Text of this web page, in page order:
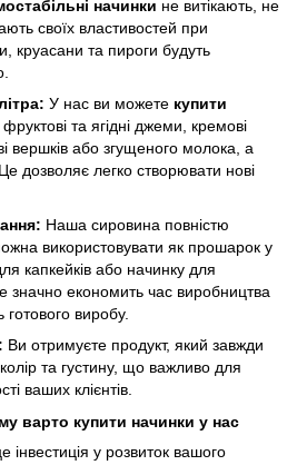
начинки не витікають, не
своїх властивостей при
круасани та пироги будуть
У нас ви можете купити
фруктові та ягідні джеми, кремові
вершків або згущеного молока, а
дозволяє легко створювати нові
Наша сировина повністю
використовувати як прошарок у
капкейків або начинку для
значно економить час виробництва
готового виробу.
Ви отримуєте продукт, який завжди
та густину, що важливо для
ваших клієнтів.
варто купити начинки у нас
у розвиток вашого